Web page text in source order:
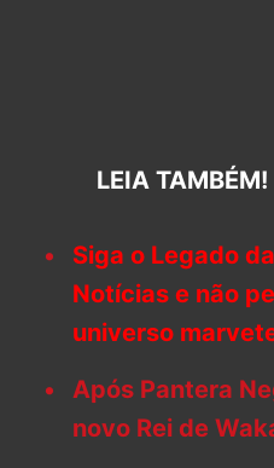
LEIA TAMBÉM!
Siga o Legado
Notícias e não
universo
Após Pantera
novo Rei de